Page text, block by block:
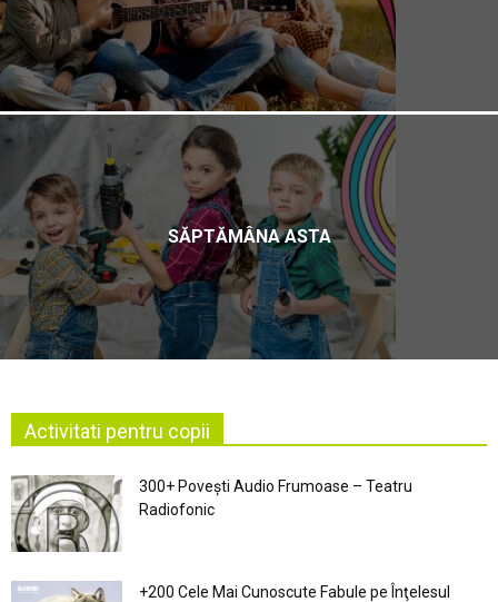
SĂPTĂMÂNA ASTA
Activitati pentru copii
300+ Povești Audio Frumoase – Teatru
Radiofonic
+200 Cele Mai Cunoscute Fabule pe Înţelesul